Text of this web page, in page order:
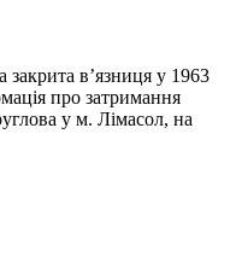
закрита в’язниця у 1963
про затримання
у м. Лімасол, на